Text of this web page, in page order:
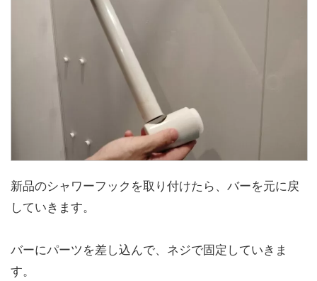
新品のシャワーフックを取り付けたら、バーを元に戻
していきます。
バーにパーツを差し込んで、ネジで固定していきま
す。